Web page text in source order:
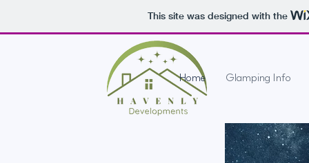
This site was designed with the
Home Glamping Info